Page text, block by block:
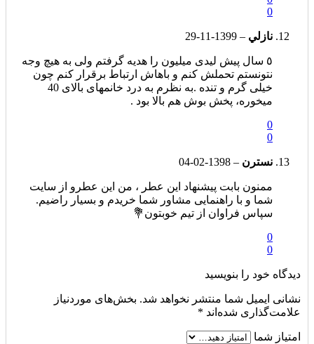
0
نازلي –
1399-11-29
٥ سال پیش لیدی میلیون را هدیه گرفتم ولی به هیچ وجه
نتونستم تحملش کنم و باهاش ارتباط برقرار کنم چون
خیلی گرم و تنده .به نظرم به درد خانمهای بالای 40
میخوره، پخش بوش هم بالا بود .
0
0
نسترن –
1398-02-04
ممنون بابت پیشنهاد این عطر ، من این عطرو از سایت
شما و با راهنمایی مشاور شما خریدم و بسیار راضیم.
سپاس فراوان از تیم خوبتون💐
0
0
دیدگاه خود را بنویسید
نشانی ایمیل شما منتشر نخواهد شد. بخش‌های موردنیاز
علامت‌گذاری شده‌اند *
امتیاز شما